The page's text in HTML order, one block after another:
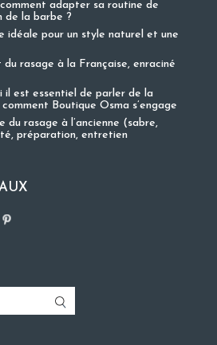
adapter sa routine de
de la barbe ?
idéale pour un style naturel et une
du rasage à la Française, enraciné
il est essentiel de parler de la
Boutique Osma s’engage
du rasage à l’ancienne (sabre,
préparation, entretien